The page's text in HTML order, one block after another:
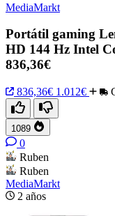
MediaMarkt
Portátil gaming
HD 144 Hz Intel
836,36€
836,36€ 1.012€
1089
0
Ruben
Ruben
MediaMarkt
2 años